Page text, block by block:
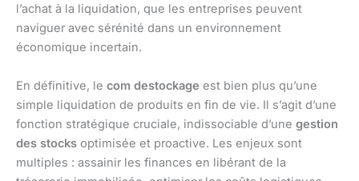
l’achat à la liquidation, que les entreprises peuvent
naviguer avec sérénité dans un environnement
économique incertain.
En définitive, le com destockage est bien plus qu’une
simple liquidation de produits en fin de vie. Il s’agit d’une
fonction stratégique cruciale, indissociable d’une gestion
des stocks optimisée et proactive. Les enjeux sont
multiples : assainir les finances en libérant de la